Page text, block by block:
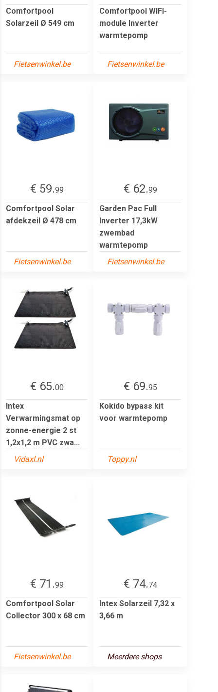
Comfortpool
Solarzeil Ø 549 cm
Fietsenwinkel.be
Comfortpool WIFI-
module Inverter
warmtepomp
Fietsenwinkel.be
€ 59.99
Comfortpool Solar
afdekzeil Ø 478 cm
Fietsenwinkel.be
€ 62.99
Garden Pac Full
Inverter 17,3kW
zwembad
warmtepomp
Fietsenwinkel.be
€ 65.00
Intex
Verwarmingsmat op
zonne-energie 2 st
1,2x1,2 m PVC zwa...
Vidaxl.nl
€ 69.95
Kokido bypass kit
voor warmtepomp
Toppy.nl
€ 71.99
Comfortpool Solar
Collector 300 x 68 cm
Fietsenwinkel.be
€ 74.74
Intex Solarzeil 7,32 x
3,66 m
Meerdere shops